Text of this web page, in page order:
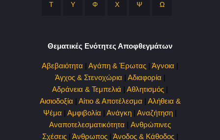
Τ Υ Φ Χ Ψ Ω
Θεματικές Ενότητες Αποφθεγμάτων
Αβεβαιότητα | Αγάπη & Έρωτας | Άγνοια |
Άγχος & Στενοχώρια | Αδιαφορία |
Αδράνεια & Τεμπελιά | Αθλητισμός |
Αισιοδοξία | Αίτιο & Αποτέλεσμα | Αλήθεια &
Ψέμα | Αμφιβολία | Ανάγκη | Αναζήτηση |
Αναποτελεσματικότητα | Ανθρώπινες
Σχέσεις| Άνθρωπος| Άνοδος & Κάθοδος|